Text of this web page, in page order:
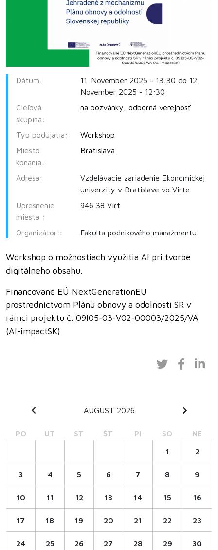
Dátum:
11. November 2025 - 13:30 do 12.
November 2025 - 12:30
Cieľová
skupina:
na pozvánky odborná verejnosť
Typ podujatia:
Workshop
Miesto
konania:
Bratislava
Adresa:
Vzdelávacie zariadenie Ekonomickej
univerzity v Bratislave vo Virte
Upresnenie
miesta :
946 38 Virt
Organizátor : Fakulta podnikového manažmentu
Workshop o možnostiach využitia AI pri tvorbe
digitálneho obsahu.
Financované EÚ NextGenerationEU
prostredníctvom Plánu obnovy a odolnosti SR v
rámci projektu č. 09I05-03-V02-00003/2025/VA
(AI-impactSK)
AUGUST 2026
PO UT ST ŠT PI SO NE
1 2
3 4 5 6 7 8 9
10 11 12 13 14 15 16
17 18 19 20 21 22 23
24 25 26 27 28 29 30